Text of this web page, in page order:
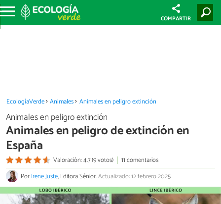
COMPARTIR
EcologíaVerde Animales Animales en peligro extinción
Animales en peligro extinción
Animales en peligro de extinción en
España
Valoración: 4.7 (9 votos)
11 comentarios
PorIrene Juste, Editora Sénior.Actualizado: 12 febrero 2025